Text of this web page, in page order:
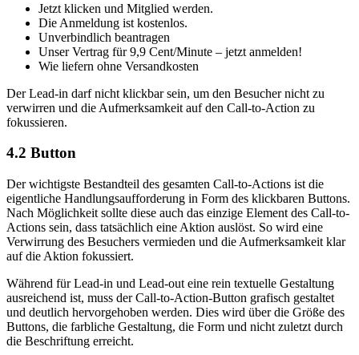
Jetzt klicken und Mitglied werden.
Die Anmeldung ist kostenlos.
Unverbindlich beantragen
Unser Vertrag für 9,9 Cent/Minute – jetzt anmelden!
Wie liefern ohne Versandkosten
Der Lead-in darf nicht klickbar sein, um den Besucher nicht zu
verwirren und die Aufmerksamkeit auf den Call-to-Action zu
fokussieren.
4.2 Button
Der wichtigste Bestandteil des gesamten Call-to-Actions ist die
eigentliche Handlungsaufforderung in Form des klickbaren Buttons.
Nach Möglichkeit sollte diese auch das einzige Element des Call-to-
Actions sein, dass tatsächlich eine Aktion auslöst. So wird eine
Verwirrung des Besuchers vermieden und die Aufmerksamkeit klar
auf die Aktion fokussiert.
Während für Lead-in und Lead-out eine rein textuelle Gestaltung
ausreichend ist, muss der Call-to-Action-Button grafisch gestaltet
und deutlich hervorgehoben werden. Dies wird über die Größe des
Buttons, die farbliche Gestaltung, die Form und nicht zuletzt durch
die Beschriftung erreicht.